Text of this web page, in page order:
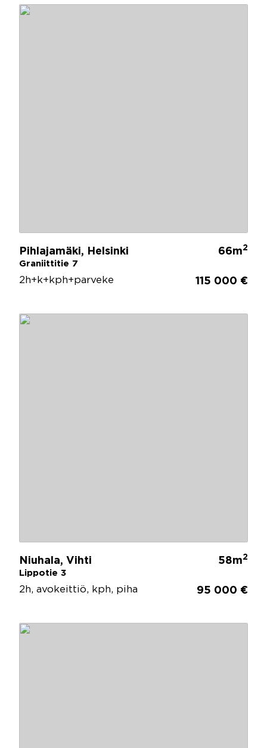
Pihlajamäki, Helsinki
Graniittitie 7
66m2
2h+k+kph+parveke 115 000 €
Niuhala, Vihti
Lippotie 3
58m2
2h, avokeittiö, kph, piha 95 000 €